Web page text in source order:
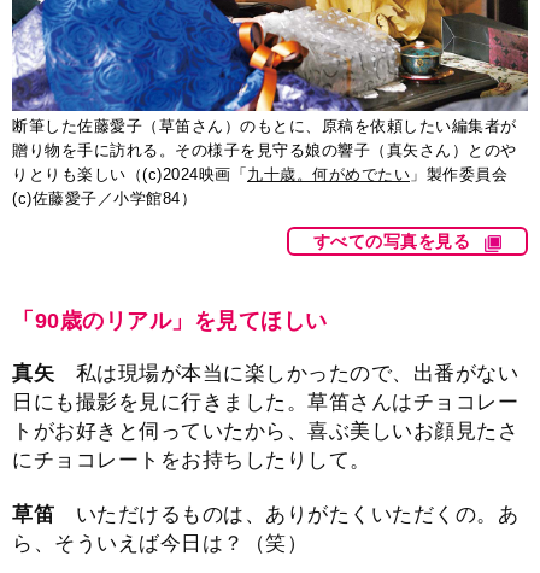
断筆した佐藤愛子（草笛さん）のもとに、原稿を依頼したい編集者が
贈り物を手に訪れる。その様子を見守る娘の響子（真矢さん）とのや
りとりも楽しい（(c)2024映画「 九十歳。何がめでたい 」製作委員会
(c)佐藤愛子／小学館84）
すべての写真を見る
「90歳のリアル」を見てほしい
真矢 私は現場が本当に楽しかったので、出番がない
日にも撮影を見に行きました。草笛さんはチョコレー
トがお好きと伺っていたから、喜ぶ美しいお顔見たさ
にチョコレートをお持ちしたりして。
草笛 いただけるものは、ありがたくいただくの。あ
ら、そういえば今日は？（笑）